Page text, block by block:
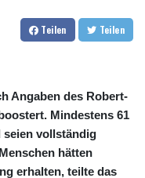
Teilen Teilen
Angaben des Robert-
Mindestens 61
seien vollständig
hätten
erhalten, teilte das